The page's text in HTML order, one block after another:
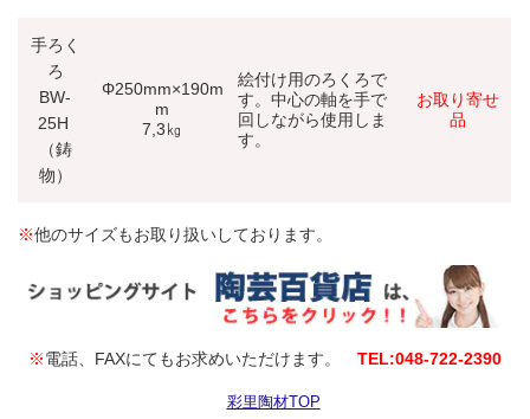
手ろく
ろ
BW-
25H
（鋳
物）
Φ250mm×190m
m
7,3㎏
絵付け用のろくろで
す。中心の軸を手で
回しながら使用しま
す。
お取り寄せ
品
※他のサイズもお取り扱いしております。
※電話、FAXにてもお求めいただけます。 TEL:048‐722‐2390
彩里陶材TOP